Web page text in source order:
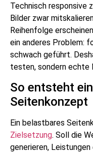
Technisch responsive
Bilder zwar
Reihenfolge
ein anderes Problem:
schwach geführt.
testen, sondern echte
So entsteht
Seitenkonzept
Ein belastbares
Zielsetzung. Soll die
generieren,